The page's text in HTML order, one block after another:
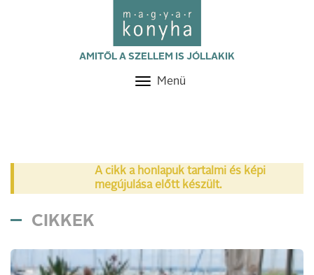
AMITŐL A SZELLEM IS JÓLLAKIK
Toggle
Menü
A cikk a honlapuk tartalmi és képi
megújulása előtt készült.
CIKKEK